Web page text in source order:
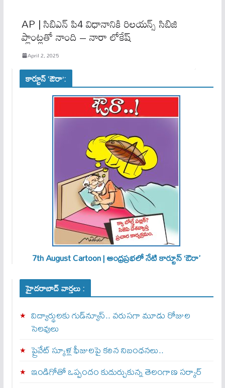
AP | సిబిఎన్ పి4 విధానానికి రిలయన్స్ సిబిజి
ప్లాంట్లతో నాంది – నారా లోకేష్
April 2, 2025
కార్టూన్ ‘ఔరా’:
7th August Cartoon | ఆంధ్రప్రభలో నేటి కార్టూన్ ‘ఔరా’
హైదరాబాద్ వార్తలు :
విద్యార్థులకు గుడ్‌న్యూస్.. వరుసగా మూడు రోజుల
సెలవులు
ప్రైవేట్ స్కూళ్ల ఫీజులపై కఠిన నిబంధనలు..
ఇండిగోతో ఒప్పందం కుదుర్చుకున్న తెలంగాణ స‌ర్కార్